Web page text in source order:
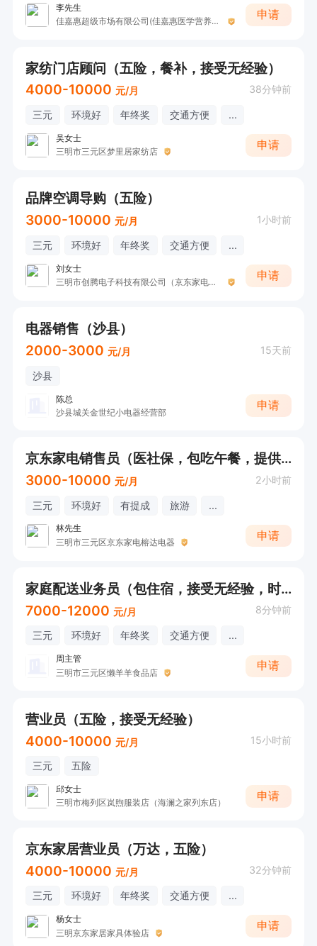
李先生
佳嘉惠超级市场有限公司(佳嘉惠医学营养中心)
申请
家纺门店顾问（五险，餐补，接受无经验）
4000-10000 元/月 38分钟前
三元 环境好 年终奖 交通方便 ...
吴女士
三明市三元区梦里居家纺店
申请
品牌空调导购（五险）
3000-10000 元/月 1小时前
三元 环境好 年终奖 交通方便 ...
刘女士
三明市创腾电子科技有限公司（京东家电阳光城店）
申请
电器销售（沙县）
2000-3000 元/月 15天前
沙县
陈总
沙县城关金世纪小电器经营部
申请
京东家电销售员（医社保，包吃午餐，提供住宿，白班，接受无经验）
3000-10000 元/月 2小时前
三元 环境好 有提成 旅游 ...
林先生
三明市三元区京东家电榕达电器
申请
家庭配送业务员（包住宿，接受无经验，时间自由）
7000-12000 元/月 8分钟前
三元 环境好 年终奖 交通方便 ...
周主管
三明市三元区懒羊羊食品店
申请
营业员（五险，接受无经验）
4000-10000 元/月 15小时前
三元 五险
邱女士
三明市梅列区岚煦服装店（海澜之家列东店）
申请
京东家居营业员（万达，五险）
4000-10000 元/月 32分钟前
三元 环境好 年终奖 交通方便 ...
杨女士
三明京东家居家具体验店
申请